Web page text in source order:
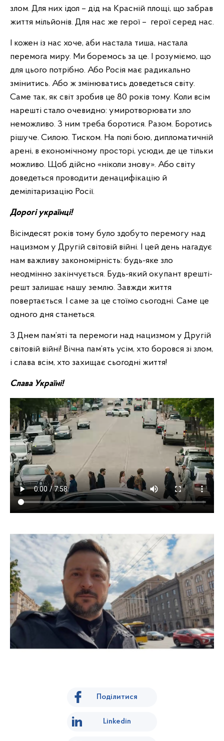
злом. Для них ідол – дід на Красній площі, що забрав
життя мільйонів. Для нас же герої – герої серед нас.
І кожен із нас хоче, аби настала тиша, настала
перемога миру. Ми боремось за це. І розуміємо, що
для цього потрібно. Або Росія має радикально
змінитись. Або ж змінюватись доведеться світу.
Саме так, як світ зробив це 80 років тому. Коли всім
нарешті стало очевидно: умиротворювати зло
неможливо. З ним треба боротися. Разом. Боротись
рішуче. Силою. Тиском. На полі бою, дипломатичній
арені, в економічному просторі, усюди, де це тільки
можливо. Щоб дійсно «ніколи знову». Або світу
доведеться проводити денацифікацію й
демілітаризацію Росії.
Дорогі українці!
Вісімдесят років тому було здобуто перемогу над
нацизмом у Другій світовій війні. І цей день нагадує
нам важливу закономірність: будь-яке зло
неодмінно закінчується. Будь-який окупант врешті-
решт залишає нашу землю. Завжди життя
повертається. І саме за це стоїмо сьогодні. Саме це
одного дня станеться.
З Днем пам’яті та перемоги над нацизмом у Другій
світовій війні! Вічна пам’ять усім, хто боровся зі злом,
і слава всім, хто захищає сьогодні життя!
Слава Україні!
Поділитися
Linkedin